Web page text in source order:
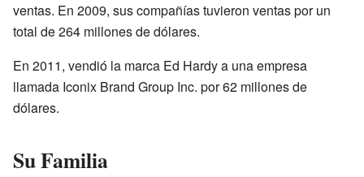
ventas. En 2009, sus compañías tuvieron ventas por un
total de 264 millones de dólares.
En 2011, vendió la marca Ed Hardy a una empresa
llamada Iconix Brand Group Inc. por 62 millones de
dólares.
Su Familia